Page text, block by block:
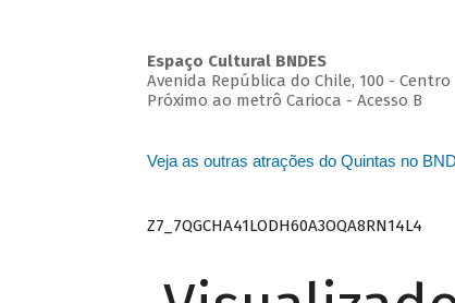
Espaço Cultural BNDES
Avenida República do Chile, 100 - Centro
Próximo ao metrô Carioca - Acesso B
Veja as outras atrações do Quintas no
Z7_7QGCHA41LODH60A3OQA8RN14L4